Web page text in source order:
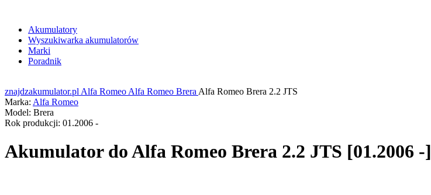
Akumulatory
Wyszukiwarka akumulatorów
Marki
Poradnik
znajdzakumulator.pl Alfa Romeo Alfa Romeo Brera Alfa Romeo Brera 2.2 JTS
Marka: Alfa Romeo
Model: Brera
Rok produkcji: 01.2006 -
Akumulator doAlfa Romeo Brera 2.2 JTS [01.2006 -]